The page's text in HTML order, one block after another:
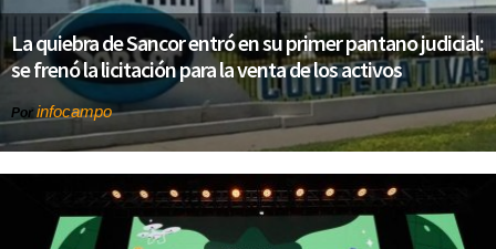
La quiebra de Sancor entró en su primer pantano judicial:
se frenó la licitación para la venta de los activos
Por infocampo